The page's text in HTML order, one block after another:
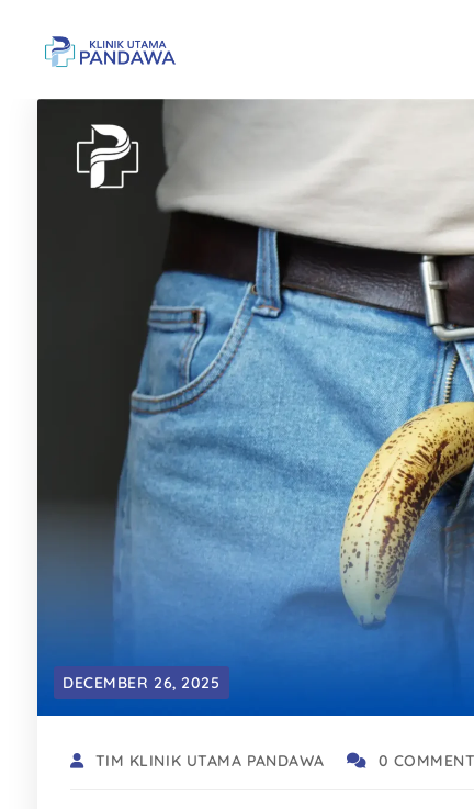
DECEMBER 26, 2025
TIM KLINIK UTAMA PANDAWA 0